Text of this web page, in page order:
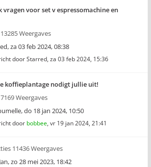
vragen voor set v espressomachine en
Weergaves
,za 03 feb 2024, 08:38
doorStarred, za 03 feb 2024, 15:36
koffieplantage nodigt jullie uit!
Weergaves
,do 18 jan 2024, 10:50
door bobbee, vr 19 jan 2024, 21:41
11436 Weergaves
,zo 28 mei 2023, 18:42